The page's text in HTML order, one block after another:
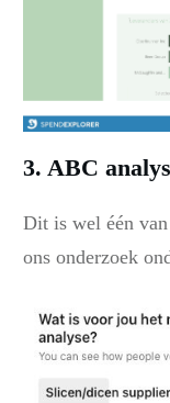
3. ABC
Dit is wel één van
ons onderzoek